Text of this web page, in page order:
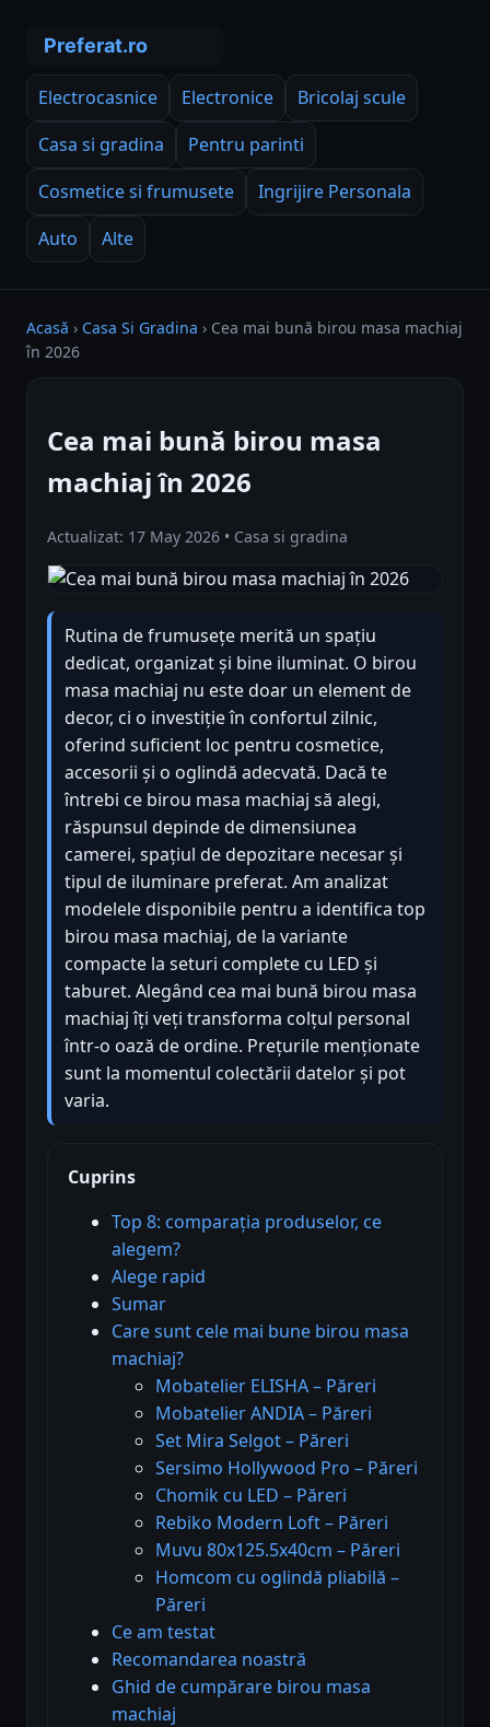
Electrocasnice Electronice
Bricolaj scule
Casa si gradina
Pentru parinti
Cosmetice si frumusete
Ingrijire Personala
Auto
Alte
Acasă › Casa Si Gradina › Cea mai bună birou masa machiaj
în 2026
Cea mai bună birou masa
machiaj în 2026
Actualizat: 17 May 2026 • Casa si gradina
Rutina de frumusețe merită un spațiu
dedicat, organizat și bine iluminat. O birou
masa machiaj nu este doar un element de
decor, ci o investiție în confortul zilnic,
oferind suficient loc pentru cosmetice,
accesorii și o oglindă adecvată. Dacă te
întrebi ce birou masa machiaj să alegi,
răspunsul depinde de dimensiunea
camerei, spațiul de depozitare necesar și
tipul de iluminare preferat. Am analizat
modelele disponibile pentru a identifica top
birou masa machiaj, de la variante
compacte la seturi complete cu LED și
taburet. Alegând cea mai bună birou masa
machiaj îți veți transforma colțul personal
într-o oază de ordine. Prețurile menționate
sunt la momentul colectării datelor și pot
varia.
Cuprins
Top 8: comparația produselor, ce
alegem?
Alege rapid
Sumar
Care sunt cele mai bune birou masa
machiaj?
Mobatelier ELISHA – Păreri
Mobatelier ANDIA – Păreri
Set Mira Selgot – Păreri
Sersimo Hollywood Pro – Păreri
Chomik cu LED – Păreri
Rebiko Modern Loft – Păreri
Muvu 80x125.5x40cm – Păreri
Homcom cu oglindă pliabilă –
Păreri
Ce am testat
Recomandarea noastră
Ghid de cumpărare birou masa
machiaj